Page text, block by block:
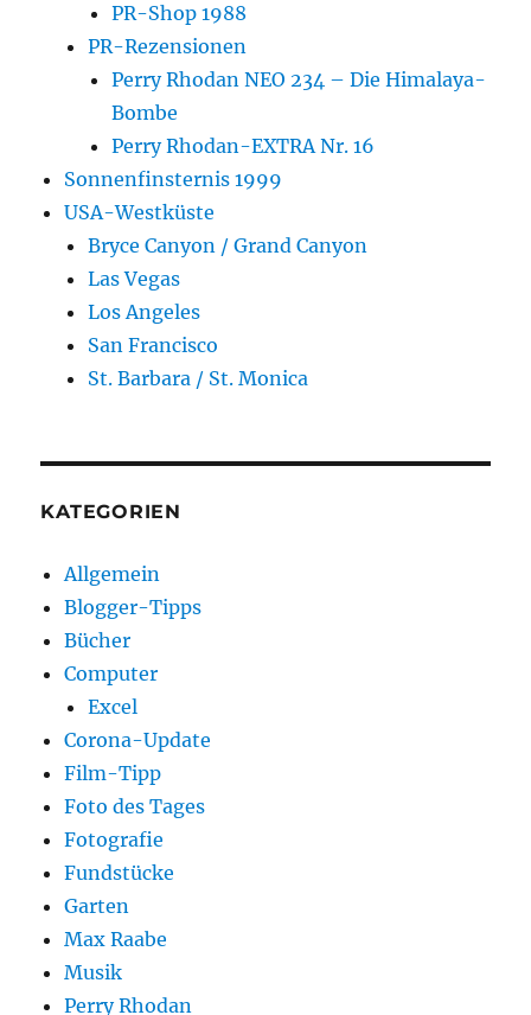
PR-Shop 1988
PR-Rezensionen
Perry Rhodan NEO 234 – Die Himalaya-
Bombe
Perry Rhodan-EXTRA Nr. 16
Sonnenfinsternis 1999
USA-Westküste
Bryce Canyon / Grand Canyon
Las Vegas
Los Angeles
San Francisco
St. Barbara / St. Monica
KATEGORIEN
Allgemein
Blogger-Tipps
Bücher
Computer
Excel
Corona-Update
Film-Tipp
Foto des Tages
Fotografie
Fundstücke
Garten
Max Raabe
Musik
Perry Rhodan